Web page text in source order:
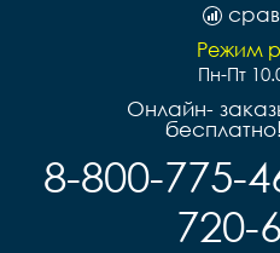
Режим
Пн-Пт
Онлайн-
8-800-775-
720-